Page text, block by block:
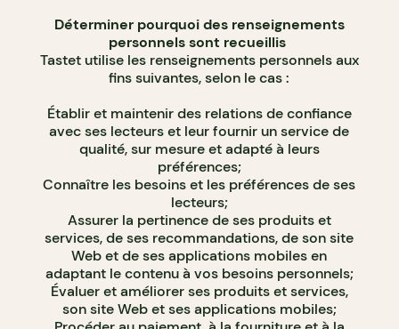
Déterminer pourquoi des renseignements
personnels sont recueillis
Tastet utilise les renseignements personnels aux
fins suivantes, selon le cas :
Établir et maintenir des relations de confiance
avec ses lecteurs et leur fournir un service de
qualité, sur mesure et adapté à leurs
préférences;
Connaître les besoins et les préférences de ses
lecteurs;
Assurer la pertinence de ses produits et
services, de ses recommandations, de son site
Web et de ses applications mobiles en
adaptant le contenu à vos besoins personnels;
Évaluer et améliorer ses produits et services,
son site Web et ses applications mobiles;